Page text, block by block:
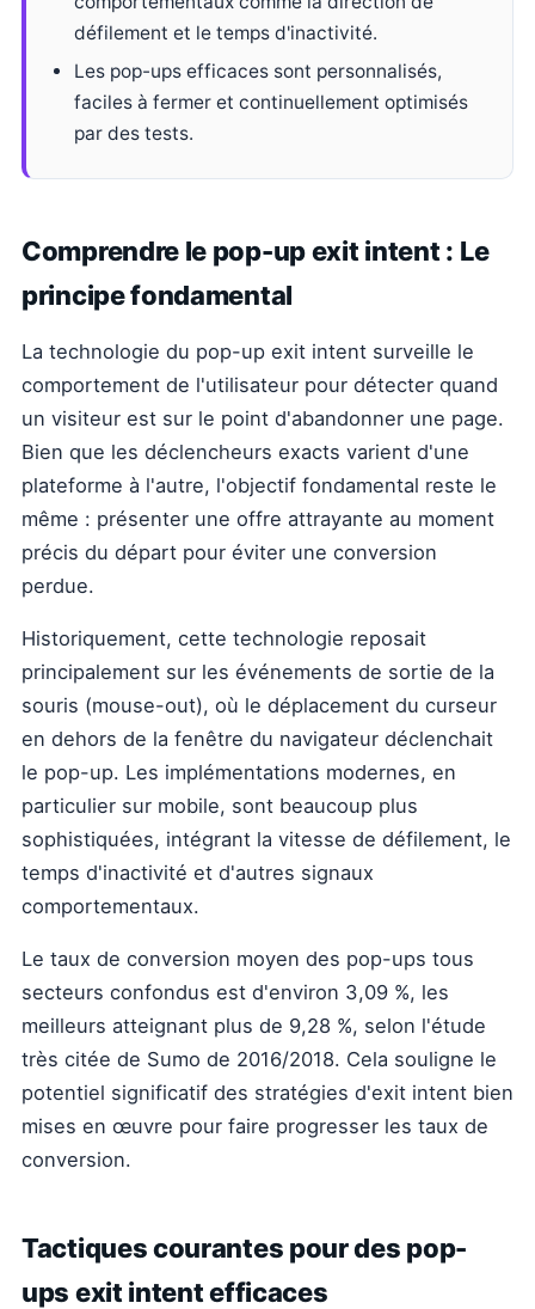
défilement et le temps d'inactivité.
Les pop-ups efficaces sont personnalisés,
faciles à fermer et continuellement optimisés
par des tests.
Comprendre le pop-up exit intent : Le
principe fondamental
La technologie du pop-up exit intent surveille le
comportement de l'utilisateur pour détecter quand
un visiteur est sur le point d'abandonner une page.
Bien que les déclencheurs exacts varient d'une
plateforme à l'autre, l'objectif fondamental reste le
même : présenter une offre attrayante au moment
précis du départ pour éviter une conversion
perdue.
Historiquement, cette technologie reposait
principalement sur les événements de sortie de la
souris (mouse-out), où le déplacement du curseur
en dehors de la fenêtre du navigateur déclenchait
le pop-up. Les implémentations modernes, en
particulier sur mobile, sont beaucoup plus
sophistiquées, intégrant la vitesse de défilement, le
temps d'inactivité et d'autres signaux
comportementaux.
Le taux de conversion moyen des pop-ups tous
secteurs confondus est d'environ 3,09 %, les
meilleurs atteignant plus de 9,28 %, selon l'étude
très citée de Sumo de 2016/2018. Cela souligne le
potentiel significatif des stratégies d'exit intent bien
mises en œuvre pour faire progresser les taux de
conversion.
Tactiques courantes pour des pop-
ups exit intent efficaces